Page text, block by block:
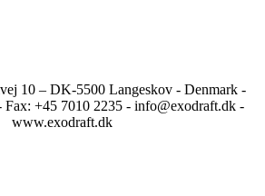
10 – DK-5500 Langeskov - Denmark -
Fax: +45 7010 2235 - info@exodraft.dk -
www.exodraft.dk